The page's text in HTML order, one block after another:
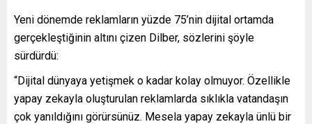
Yeni dönemde reklamların yüzde 75’nin dijital ortamda
gerçekleştiğinin altını çizen Dilber, sözlerini şöyle
sürdürdü:
“Dijital dünyaya yetişmek o kadar kolay olmuyor. Özellikle
yapay zekayla oluşturulan reklamlarda sıklıkla vatandaşın
çok yanıldığını görürsünüz. Mesela yapay zekayla ünlü bir